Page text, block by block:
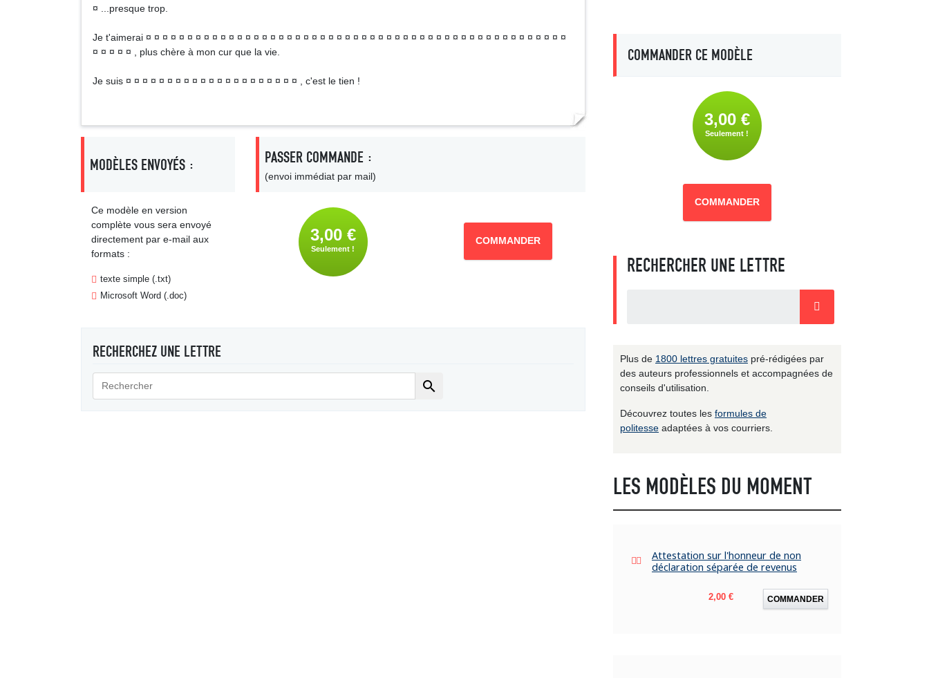
¤ ...presque trop.
Je t'aimerai ¤ ¤ ¤ ¤ ¤ ¤ ¤ ¤ ¤ ¤ ¤ ¤ ¤ ¤ ¤ ¤ ¤ ¤ ¤ ¤ ¤ ¤ ¤ ¤ ¤ ¤ ¤ ¤ ¤ ¤ ¤ ¤ ¤ ¤ ¤ ¤ ¤ ¤ ¤ ¤ ¤ ¤ ¤ ¤ ¤ ¤ ¤ ¤ ¤ ¤ ¤
¤ ¤ ¤ ¤ ¤ , plus chère à mon cur que la vie.
Je suis ¤ ¤ ¤ ¤ ¤ ¤ ¤ ¤ ¤ ¤ ¤ ¤ ¤ ¤ ¤ ¤ ¤ ¤ ¤ ¤ ¤ , c'est le tien !
MODÈLES ENVOYÉS :
Ce modèle en version
complète vous sera envoyé
directement par e-mail aux
formats :
texte simple (.txt)
Microsoft Word (.doc)
PASSER COMMANDE :
(envoi immédiat par mail)
3,00 €
Seulement !
COMMANDER
RECHERCHEZ UNE LETTRE

COMMANDER CE MODÈLE
3,00 €
Seulement !
COMMANDER
RECHERCHER UNE LETTRE
Plus de 1800 lettres gratuites pré-rédigées par
des auteurs professionnels et accompagnées de
conseils d'utilisation.
Découvrez toutes les formules de
politesse adaptées à vos courriers.
LES MODÈLES DU MOMENT
Attestation sur l'honneur de non
déclaration séparée de revenus
Prix
2,00 € COMMANDER